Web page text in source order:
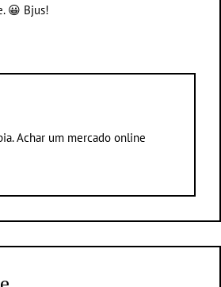
😀 Bjus!
Achar um mercado online